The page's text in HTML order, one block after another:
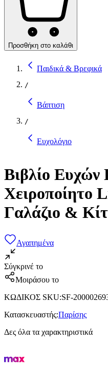
Προσθήκη στο καλάθι
Παιδικά & Βρεφικά
/
Βάπτιση
/
Ευχολόγιο
Βιβλίο Ευχών
Χειροποίητο
Γαλάζιο &
Αγαπημένα
Σύγκρινέ το
Μοιράσου το
ΚΩΔΙΚΟΣ SKU:SF-
Κατασκευαστής:Παρίσης
Δες όλα τα χαρακτηριστικά